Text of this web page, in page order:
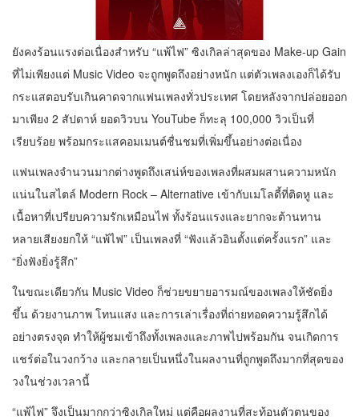
ยังคงร้อนแรงต่อเนื่องสำหรับ “แพ้ไฟ” ซิงเกิลล่าสุดของ Make-up Gain
ที่ไม่เพียงแต่ Music Video จะถูกพูดถึงอย่างหนัก แต่ตัวเพลงเองก็ได้รับ
กระแสตอบรับเกินคาดจากแฟนเพลงทั่วประเทศ โดยหลังจากปล่อยออก
มาเพียง 2 สัปดาห์ ยอดวิวบน YouTube ก็ทะลุ 100,000 วิวเป็นที่
เรียบร้อย พร้อมกระแสคอมเมนต์ชื่นชมที่เพิ่มขึ้นอย่างต่อเนื่อง
แฟนเพลงจำนวนมากต่างพูดถึงเสน่ห์ของเพลงที่ผสมผสานความหนัก
แน่นในสไตล์ Modern Rock – Alternative เข้ากับเมโลดี้ที่ติดหู และ
เนื้อหาที่เปรียบความรักเหมือนไฟ ทั้งร้อนแรงและยากจะต้านทาน
หลายเสียงยกให้ “แพ้ไฟ” เป็นเพลงที่ “ฟังแล้วอินตั้งแต่ครั้งแรก” และ
“ยิ่งฟังยิ่งรู้สึก”
ในขณะเดียวกัน Music Video ก็ช่วยขยายอารมณ์ของเพลงให้ชัดยิ่ง
ขึ้น ด้วยงานภาพ โทนแสง และการเล่าเรื่องที่ถ่ายทอดความรู้สึกได้
อย่างตรงจุด ทำให้ผู้ชมเข้าถึงทั้งเพลงและภาพไปพร้อมกัน จนเกิดการ
แชร์ต่อในวงกว้าง และกลายเป็นหนึ่งในผลงานที่ถูกพูดถึงมากที่สุดของ
วงในช่วงเวลานี้
“แพ้ไฟ” จึงเป็นมากกว่าซิงเกิลใหม่ แต่คือผลงานที่สะท้อนตัวตนของ